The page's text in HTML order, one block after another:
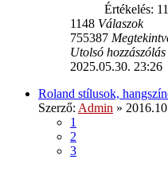
Értékelés:
1148 Válaszok
755387
Utolsó hozzászólás
2025.05.30. 23:26
Roland stílusok,
Szerző: Admin »
1
2
3